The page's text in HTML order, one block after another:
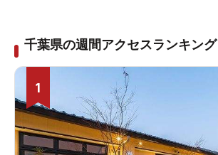
千葉県の週間アクセスランキング
1